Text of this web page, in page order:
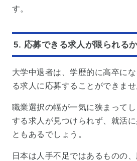
す。
5. 応募できる求人が限られる
大学中退者は、学歴的に高卒に
る求人に応募することができませ
職業選択の幅が一気に狭まって
する求人が見つけられず、就活
ともあるでしょう。
日本は人手不足ではあるものの